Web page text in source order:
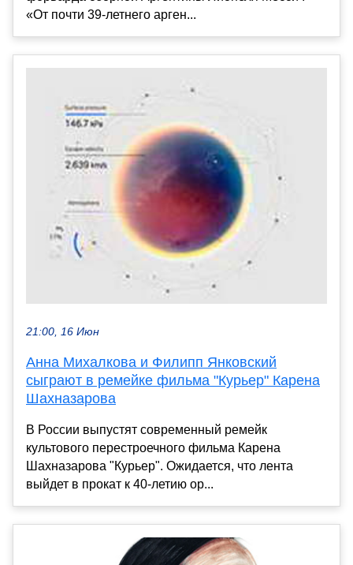
«От почти 39-летнего арген...
21:00, 16 Июн
Анна Михалкова и Филипп Янковский
сыграют в ремейке фильма "Курьер" Карена
Шахназарова
В России выпустят современный ремейк
культового перестроечного фильма Карена
Шахназарова "Курьер". Ожидается, что лента
выйдет в прокат к 40-летию ор...